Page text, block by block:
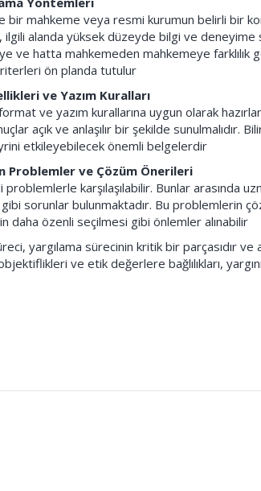
bir mahkeme veya resmi kurumun belirli bir
alanda yüksek düzeyde bilgi ve deneyime
ve hatta mahkemeden mahkemeye farklılık
kriterleri ön planda tutulur
ve Yazım Kuralları
ve yazım kurallarına uygun olarak
açık ve anlaşılır bir şekilde sunulmalıdır.
etkileyebilecek önemli belgelerdir
Problemler ve Çözüm Önerileri
karşılaşılabilir. Bunlar arasında
sorunlar bulunmaktadır. Bu problemlerin
daha özenli seçilmesi gibi önlemler alınabilir
yargılama sürecinin kritik bir parçasıdır
ve etik değerlere bağlılıkları,